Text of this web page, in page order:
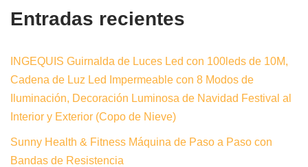
Entradas recientes
INGEQUIS Guirnalda de Luces Led con 100leds de 10M,
Cadena de Luz Led Impermeable con 8 Modos de
Iluminación, Decoración Luminosa de Navidad Festival al
Interior y Exterior (Copo de Nieve)
Sunny Health & Fitness Máquina de Paso a Paso con
Bandas de Resistencia